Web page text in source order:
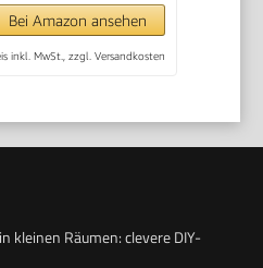
Bei Amazon ansehen
inkl. MwSt., zzgl. Versandkosten
kleinen Räumen: clevere DIY-